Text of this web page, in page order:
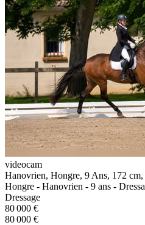
videocam
Hanovrien, Hongre, 9 Ans, 172
Hongre - Hanovrien - 9 ans -
Dressage
80 000 €
80 000 €